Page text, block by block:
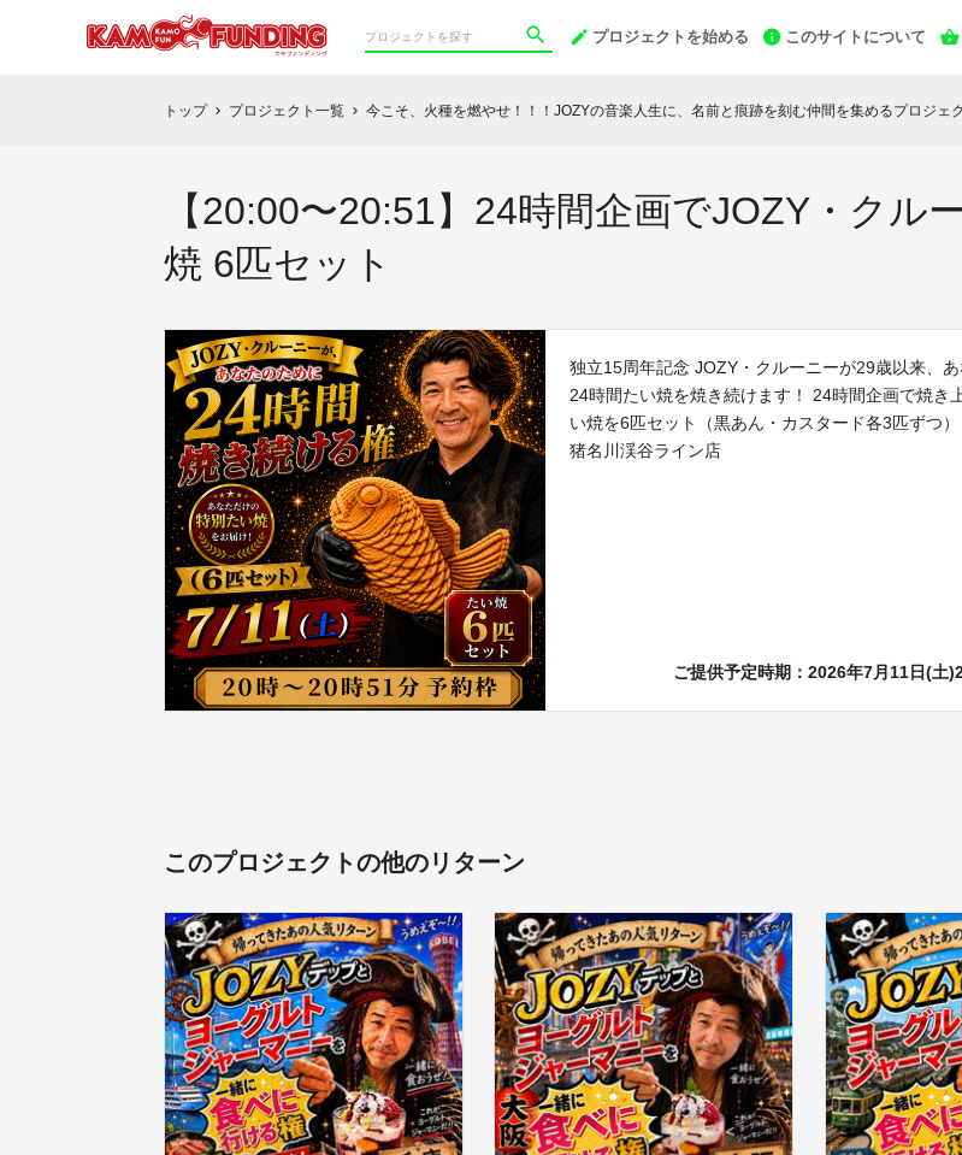
プロジェクトを始める このサイトについて
トップ chevron_right プロジェクト一覧 chevron_right 今こそ、火種を燃やせ！！！JOZYの音楽人生に、名前と痕跡を刻む仲間を集めるプロジェ
【20:00〜20:51】24時間企画でJOZY・クル
焼 6匹セット
独立15周年記念 JOZY・クルーニーが29歳以来、
24時間たい焼を焼き続けます！ 24時間企画で焼き
い焼を6匹セット（黒あん・カスタード各3匹ずつ
猪名川渓谷ライン店
ご提供予定時期：2026年7月11日(土
このプロジェクトの他のリターン